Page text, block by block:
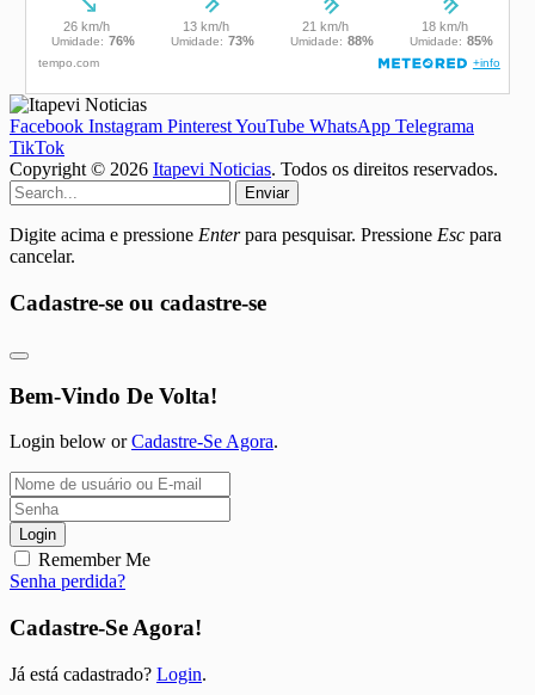
Facebook Instagram PinterestYouTube WhatsApp Telegrama
TikTok
Copyright © 2026 Itapevi Noticias. Todos os direitos reservados.
Enviar
Digite acima e pressione Enterpara pesquisar. Pressione Esc para
cancelar.
Cadastre-se ou cadastre-se
Bem-Vindo De Volta!
Login below orCadastre-Se Agora.
Login
Remember Me
Senha perdida?
Cadastre-Se Agora!
Já está cadastrado? Login.